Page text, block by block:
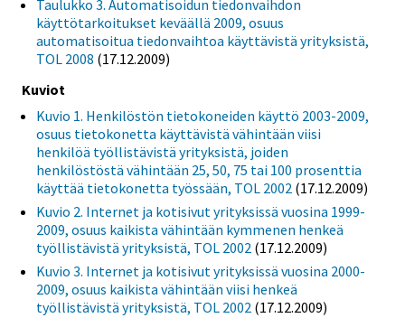
Taulukko 3. Automatisoidun tiedonvaihdon
käyttötarkoitukset keväällä 2009, osuus
automatisoitua tiedonvaihtoa käyttävistä yrityksistä,
TOL 2008 (17.12.2009)
Kuviot
Kuvio 1. Henkilöstön tietokoneiden käyttö 2003-2009,
osuus tietokonetta käyttävistä vähintään viisi
henkilöä työllistävistä yrityksistä, joiden
henkilöstöstä vähintään 25, 50, 75 tai 100 prosenttia
käyttää tietokonetta työssään, TOL 2002 (17.12.2009)
Kuvio 2. Internet ja kotisivut yrityksissä vuosina 1999-
2009, osuus kaikista vähintään kymmenen henkeä
työllistävistä yrityksistä, TOL 2002 (17.12.2009)
Kuvio 3. Internet ja kotisivut yrityksissä vuosina 2000-
2009, osuus kaikista vähintään viisi henkeä
työllistävistä yrityksistä, TOL 2002 (17.12.2009)